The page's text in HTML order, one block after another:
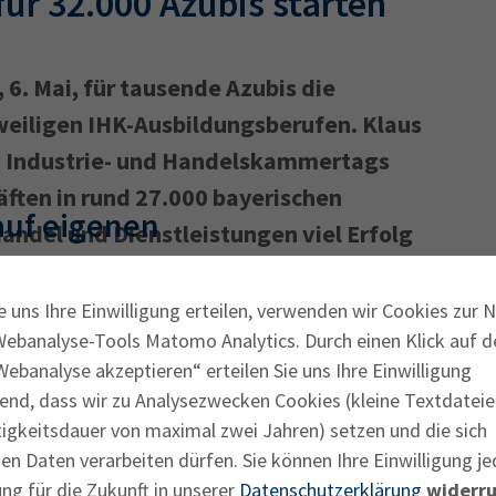
uns Ihre Einwilligung erteilen, verwenden wir Cookies zur
Tools Matomo Analytics. Durch einen Klick auf
akzeptieren“ erteilen Sie uns Ihre Einwilligung
dass wir zu Analysezwecken Cookies (kleine
von maximal zwei Jahren) setzen und die sich
Daten verarbeiten dürfen. Sie können Ihre Einwilligung
für die Zukunft in unserer Datenschutzerklärung
Mai, für tausende Azubis die
IHK-Ausbildungsberufen. Klaus
und Handelskammertags
in rund 27.000 bayerischen
und Dienstleistungen viel Erfolg
eigenen
für viele junge Leute in Bayern ein
„Die bayerische Wirtschaft zählt
so stark wie noch nie auf ihren